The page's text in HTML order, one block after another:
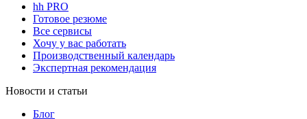
hh PRO
Готовое резюме
Все сервисы
Хочу у вас работать
Производственный календарь
Экспертная рекомендация
Новости и статьи
Блог